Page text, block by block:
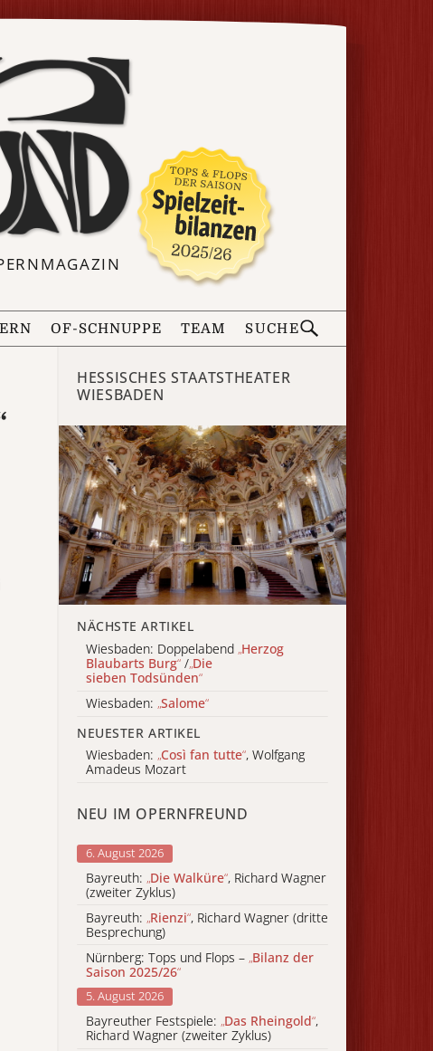
OF-SCHNUPPE TEAM SUCHE
HESSISCHES STAATSTHEATER
WIESBADEN
NÄCHSTE ARTIKEL
Wiesbaden: Doppelabend „Herzog
Blaubarts Burg“ /„Die
sieben Todsünden“
Wiesbaden: „Salome“
NEUESTER ARTIKEL
Wiesbaden: „Così fan tutte“, Wolfgang
Amadeus Mozart
NEU IM OPERNFREUND
6. August 2026
Bayreuth: „Die Walküre“, Richard Wagner
(zweiter Zyklus)
Bayreuth: „Rienzi“, Richard Wagner (dritte
Besprechung)
Nürnberg: Tops und Flops – „Bilanz der
Saison 2025/26“
5. August 2026
Bayreuther Festspiele: „Das Rheingold“,
Richard Wagner (zweiter Zyklus)